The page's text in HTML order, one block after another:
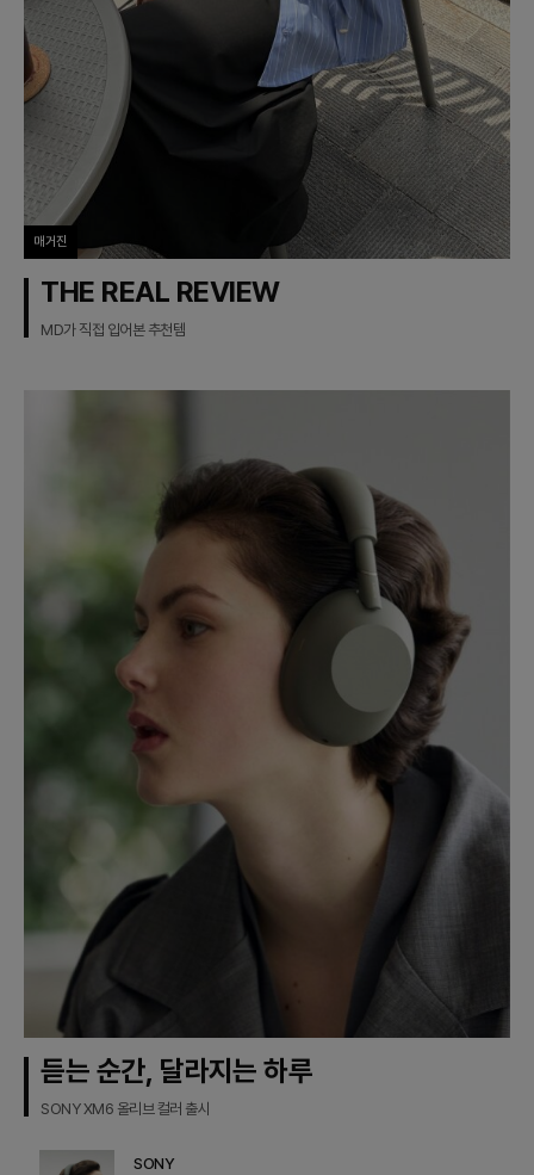
매거진
THE REAL REVIEW
MD가 직접 입어본 추천템
듣는 순간, 달라지는 하루
SONY XM6 올리브 컬러 출시
SONY